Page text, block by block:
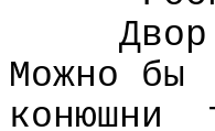
Можно бы
конюшни